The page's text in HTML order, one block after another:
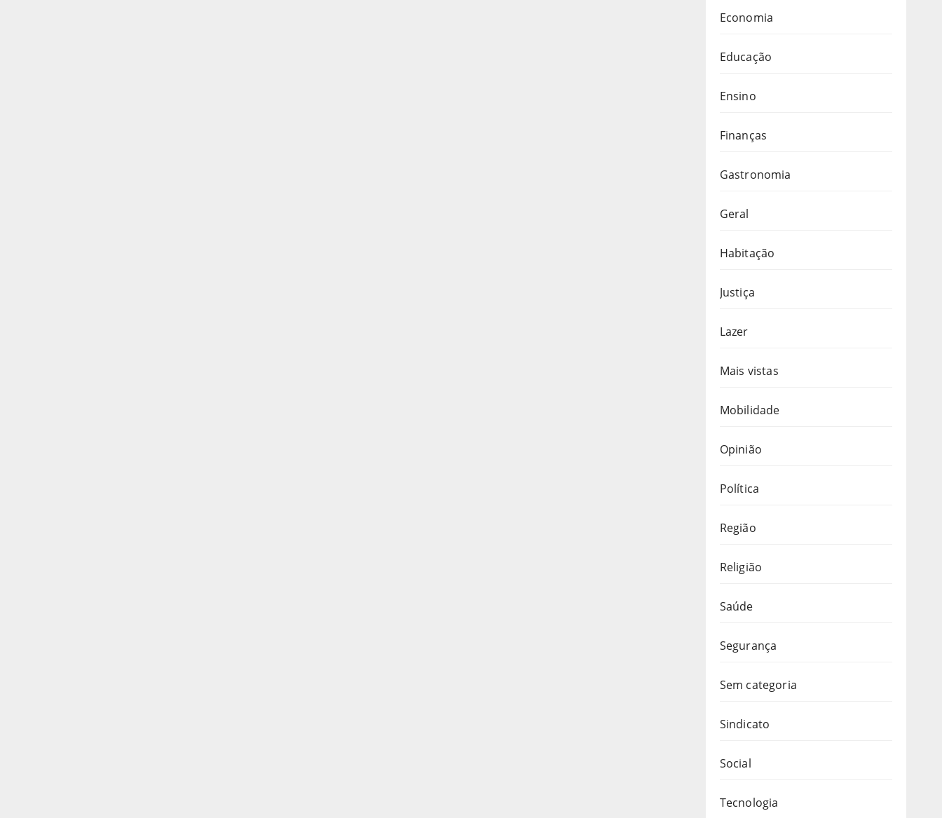
Economia
Educação
Ensino
Finanças
Gastronomia
Geral
Habitação
Justiça
Lazer
Mais vistas
Mobilidade
Opinião
Política
Região
Religião
Saúde
Segurança
Sem categoria
Sindicato
Social
Tecnologia